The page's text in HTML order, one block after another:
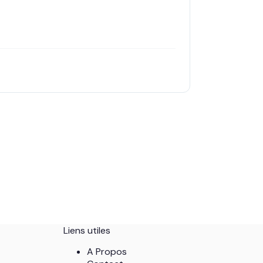
Liens utiles
A Propos